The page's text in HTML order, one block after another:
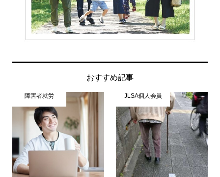
おすすめ記事
障害者就労 JLSA個人会員